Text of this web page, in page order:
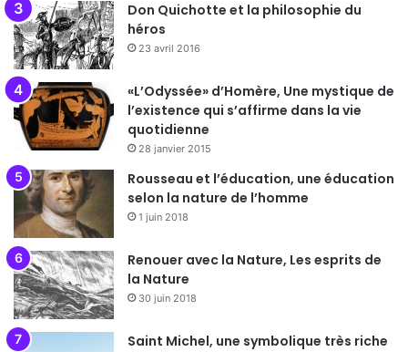
Don Quichotte et la philosophie du
héros
23 avril 2016
«L’Odyssée» d’Homère, Une mystique de
l’existence qui s’affirme dans la vie
quotidienne
28 janvier 2015
Rousseau et l’éducation, une éducation
selon la nature de l’homme
1 juin 2018
Renouer avec la Nature, Les esprits de
la Nature
30 juin 2018
Saint Michel, une symbolique très riche